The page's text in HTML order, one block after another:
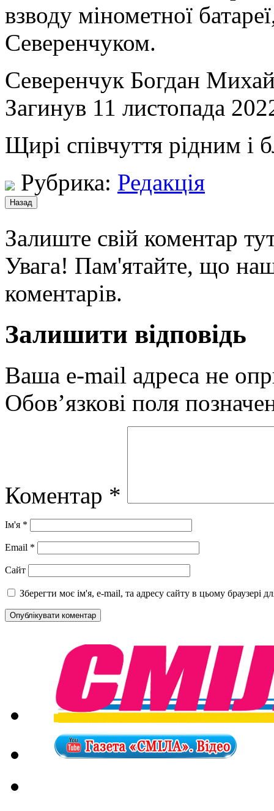
взводу мінометної
Северенчуком.
Северенчук Богдан
Загинув 11 листопада
Щирі співчуття рідним і
Рубрика: Редакція
Залиште свій коментар
Увага! Пам'ятайте, що
коментарів.
Залишити відповідь
Ваша e-mail адреса не
Обов’язкові поля
Коментар *
Ім'я *
Email *
Сайт
Зберегти моє ім'я, e-mail, та адресу сайту в цьому браузері